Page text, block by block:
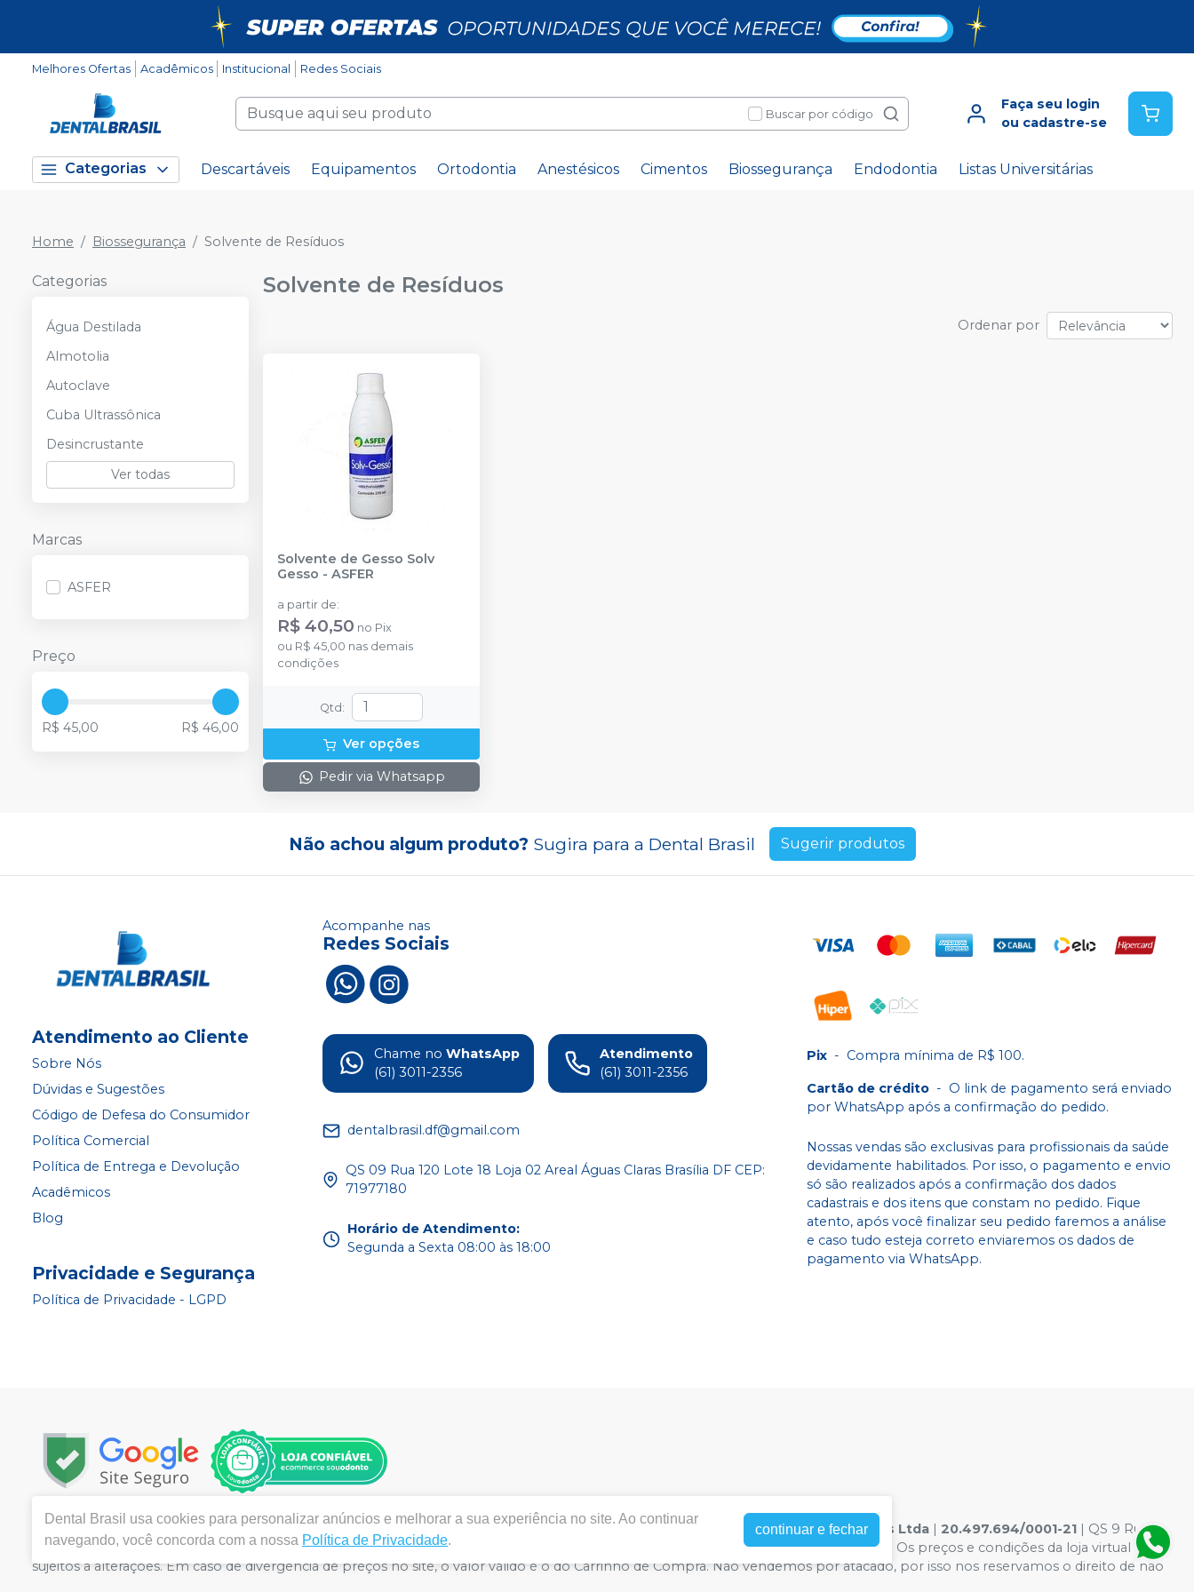
Melhores Ofertas Acadêmicos Institucional Redes Sociais
Buscar por código
Faça seu login
ou cadastre-se
Categorias Descartáveis Equipamentos Ortodontia Anestésicos Cimentos Biossegurança Endodontia Listas Universitárias
Home Biossegurança Solvente de Resíduos
Categorias
Água Destilada
Almotolia
Autoclave
Cuba Ultrassônica
Desincrustante
Ver todas
Marcas
ASFER
Preço
R$ 45,00 R$ 46,00
Solvente de Resíduos
Ordenar por
Solvente de Gesso Solv
Gesso - ASFER
a partir de:
R$ 40,50 no Pix
ou R$ 45,00 nas demais
condições
Qtd:
Ver opções
Pedir via Whatsapp
Não achou algum produto? Sugira para a Dental Brasil Sugerir produtos
Atendimento ao Cliente
Sobre Nós
Dúvidas e Sugestões
Código de Defesa do Consumidor
Política Comercial
Política de Entrega e Devolução
Acadêmicos
Blog
Privacidade e Segurança
Política de Privacidade - LGPD
Acompanhe nas
Redes Sociais
Chame no WhatsApp
(61) 3011-2356
Atendimento
(61) 3011-2356
dentalbrasil.df@gmail.com
QS 09 Rua 120 Lote 18 Loja 02 Areal Águas Claras Brasília DF CEP:
71977180
Horário de Atendimento:
Segunda a Sexta 08:00 às 18:00
Pix - Compra mínima de R$ 100.
Cartão de crédito - O link de pagamento será enviado
por WhatsApp após a confirmação do pedido.
Nossas vendas são exclusivas para profissionais da saúde
devidamente habilitados. Por isso, o pagamento e envio
só são realizados após a confirmação dos dados
cadastrais e dos itens que constam no pedido. Fique
atento, após você finalizar seu pedido faremos a análise
e caso tudo esteja correto enviaremos os dados de
pagamento via WhatsApp.
Copyright © 2024 | Todos os direitos reservados | www.dentalbrasildf.com.br |Dental Brasil Comercio de Materiais Odontologicos Ltda | 20.497.694/0001-21 | QS 9 Rua
120 Lote 18 Loja 02 - Areal - Águas Claras, Brasília / DF, 71977-180 | Política de Privacidade e Segurança - Fotos meramente ilustrativas - Os preços e condições da loja virtual estão
sujeitos a alterações. Em caso de divergência de preços no site, o valor válido é o do Carrinho de Compra. Não vendemos por atacado, por isso nos reservamos o direito de não
Dental Brasil usa cookies para personalizar anúncios e melhorar a sua experiência no site. Ao continuar
navegando, você concorda com a nossa Política de Privacidade.
continuar e fechar